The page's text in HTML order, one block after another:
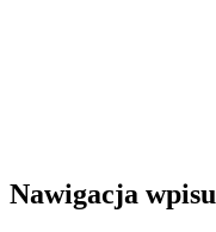
Nawigacja wpisu